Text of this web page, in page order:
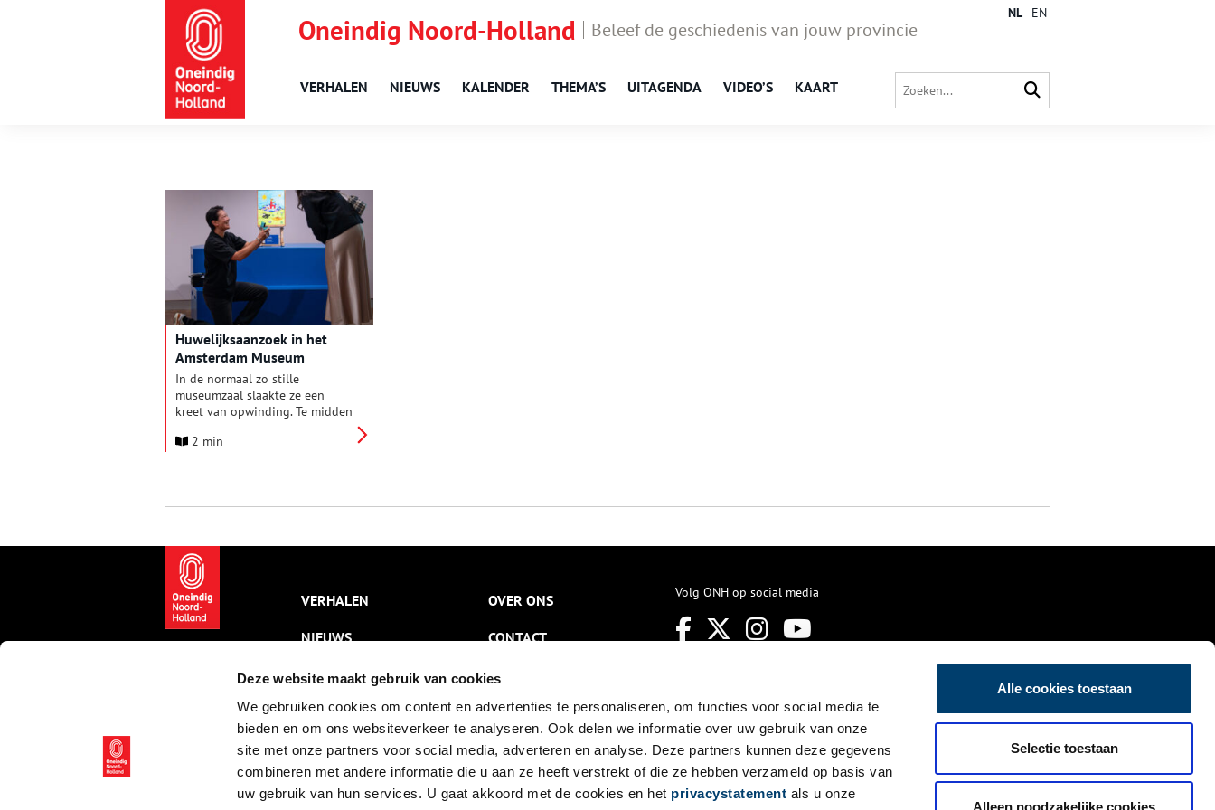
Deze website maakt gebruik van cookies
We gebruiken cookies om content en advertenties te personaliseren, om functies voor social media te
bieden en om ons websiteverkeer te analyseren. Ook delen we informatie over uw gebruik van onze
site met onze partners voor social media, adverteren en analyse. Deze partners kunnen deze gegevens
combineren met andere informatie die u aan ze heeft verstrekt of die ze hebben verzameld op basis van
uw gebruik van hun services. U gaat akkoord met de cookies en het privacystatement als u onze
Alle cookies toestaan
Selectie toestaan
Alleen noodzakelijke cookies
Oneindig Noord-Holland Beleef de geschiedenis van jouw provincie
VERHALEN NIEUWS KALENDER THEMA’S UITAGENDA VIDEO’S KAART
NL EN
Huwelijksaanzoek in het
Amsterdam Museum
In de normaal zo stille
museumzaal slaakte ze een
kreet van opwinding. Te midden
kunstwerk speciaal gemaakt
Geraldine ten huwelijk
2 min
VERHALEN
NIEUWS
KALENDER
THEMA’S
ACTIVITEITEN
VIDEO’S
OVER ONS
CONTACT
NIEUWSBRIEF
DISCLAIMER
PRIVACY
TOEGANKELIJKHEID
Volg ONH op social media